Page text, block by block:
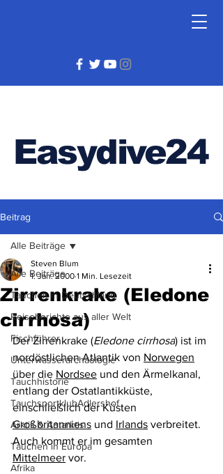
Easydive24
Beitrag
Alle Beiträge
Tauchen in Deutschland
Reiseberichte aus aller Welt
Fischführer
Unterwasserarchäologie
Tauchhistorie
TauchsportklubAdlershof
Arktis & Antarktis
Tauchen in Europa
Afrika
Alle Beiträge
Zirrenkrake (Eledone
cirrhosa)
Steven Blum
1. Jan. 2000 1 Min. Lesezeit
Der Zirrenkrake (Eledone cirrhosa) ist im
nordöstlichen Atlantik von Norwegen
über die Nordsee und den Ärmelkanal,
entlang der Ostatlantikküste,
einschließlich der Küsten
Großbritanniens und Irlands verbreitet.
Auch kommt er im gesamten
Mittelmeer vor.